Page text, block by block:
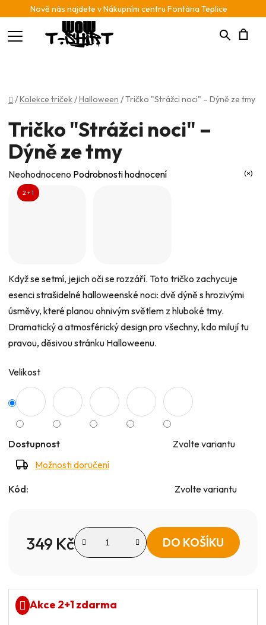
Nově nás najdete v Nákupním centru Fontána Teplice
Hledat
Domů
/Kolekce triček/Halloween /Tričko "Strážci noci" – Dýně ze tmy
Když se setmí, jejich oči se rozzáří. Toto tričko zachycuje
esenci strašidelné halloweenské noci: dvě dýně s hrozivými
úsměvy, které planou ohnivým světlem z hluboké tmy.
Dramatický a atmosférický design pro všechny, kdo milují tu
pravou, děsivou stránku Halloweenu.
Velikost
Dostupnost
Zvolte variantu
Možnosti doručení
Kód: Zvolte variantu
349 Kč DO KOŠÍKU
Akce 2+1 zdarma
Tričko "Strážci noci" –
Dýně ze tmy
Průměrné
hodnocení
produktu
hvězdiček.
Neohodnoceno Podrobnosti hodnocení
2 + 1